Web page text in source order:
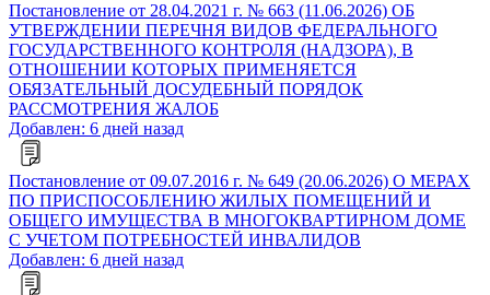
Постановление от 28.04.2021 г. № 663 (11.06.2026) ОБ
УТВЕРЖДЕНИИ ПЕРЕЧНЯ ВИДОВ ФЕДЕРАЛЬНОГО
ГОСУДАРСТВЕННОГО КОНТРОЛЯ (НАДЗОРА), В
ОТНОШЕНИИ КОТОРЫХ ПРИМЕНЯЕТСЯ
ОБЯЗАТЕЛЬНЫЙ ДОСУДЕБНЫЙ ПОРЯДОК
РАССМОТРЕНИЯ ЖАЛОБ
Добавлен: 6 дней назад
Постановление от 09.07.2016 г. № 649 (20.06.2026) О МЕРАХ
ПО ПРИСПОСОБЛЕНИЮ ЖИЛЫХ ПОМЕЩЕНИЙ И
ОБЩЕГО ИМУЩЕСТВА В МНОГОКВАРТИРНОМ ДОМЕ
С УЧЕТОМ ПОТРЕБНОСТЕЙ ИНВАЛИДОВ
Добавлен: 6 дней назад